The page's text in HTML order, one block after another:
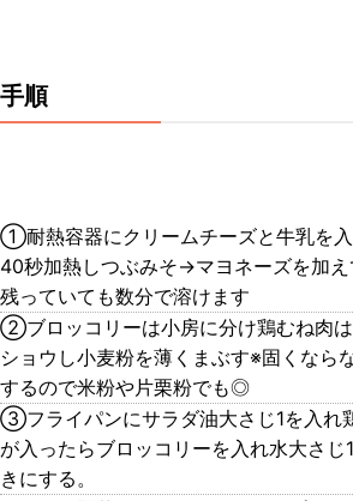
手順
①耐熱容器にクリームチーズと牛乳を
40秒加熱しつぶみそ→マヨネーズを加
残っていても数分で溶けます
②ブロッコリーは小房に分け鶏むね肉
ショウし小麦粉を薄くまぶす※固くなら
するので米粉や片栗粉でも◎
③フライパンにサラダ油大さじ1を入れ
が入ったらブロッコリーを入れ水大さじ
きにする。